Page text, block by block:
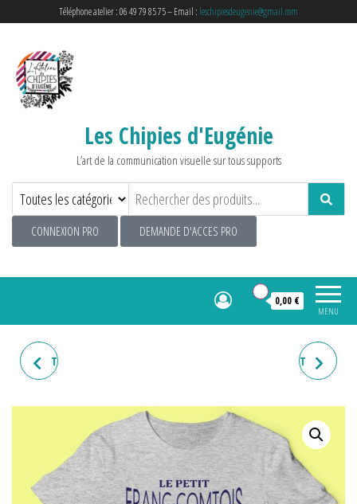
Téléphone atelier : 06 49 79 85 75 – Email : leschipiesdeugenie@gmail.com
Les Chipies d'Eugénie
L’art de la communication visuelle sur tous supports
CONNEXION PRO DEMANDE D'ACCES PRO
MENU
0,00 €
T-SHIRT HOMME "LE PETIT T-SHIRT HOMME "LE PETIT